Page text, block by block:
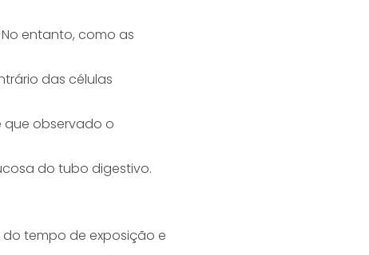
entanto, como as
das células
que observado o
do tubo digestivo.
tempo de exposição e